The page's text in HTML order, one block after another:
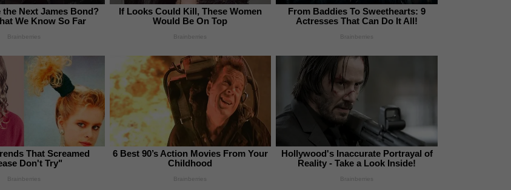
the Next James Bond?
We Know So Far
Brainberries
If Looks Could Kill, These Women
Would Be On Top
Brainberries
From Baddies To Sweethearts: 9
Actresses That Can Do It All!
Brainberries
That Screamed
Don't Try"
Brainberries
6 Best 90’s Action Movies From Your
Childhood
Brainberries
Hollywood's Inaccurate Portrayal of
Reality - Take a Look Inside!
Brainberries